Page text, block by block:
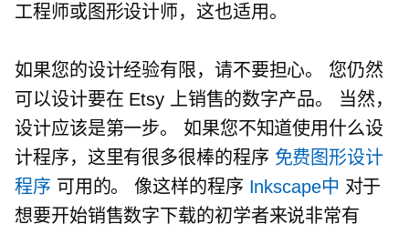
工程师或图形设计师，这也适用。
如果您的设计经验有限，请不要担心。 您仍然
可以设计要在 Etsy 上销售的数字产品。 当然，
设计应该是第一步。 如果您不知道使用什么设
计程序，这里有很多很棒的程序 免费图形设计
程序 可用的。 像这样的程序 Inkscape中 对于
想要开始销售数字下载的初学者来说非常有